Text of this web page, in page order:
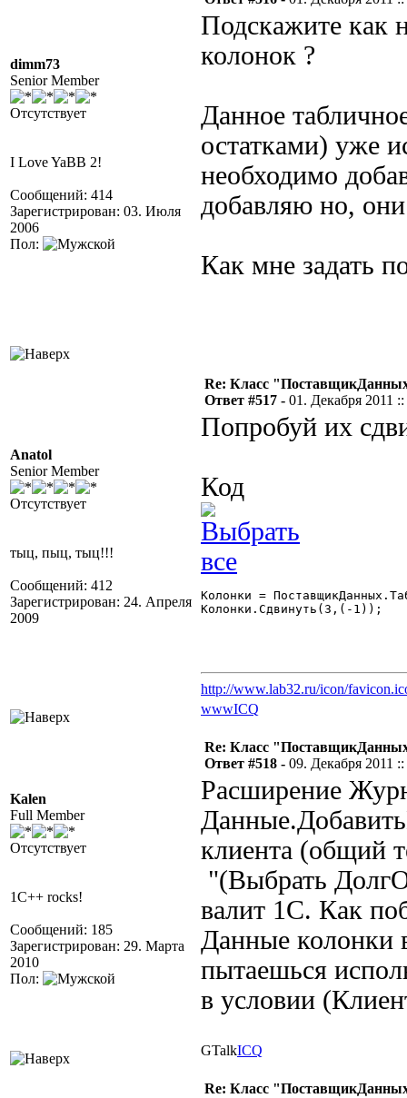
dimm73
Senior Member
Отсутствует
I Love YaBB 2!
Сообщений: 414
Зарегистрирован: 03. Июля
2006
Пол:
Подскажите как
колонок ?
Данное
остатками) уже
необходимо
добавляю но,
Как мне задать
Anatol
Senior Member
Отсутствует
тыц, пыц, тыц!!!
Сообщений: 412
Зарегистрирован: 24. Апреля
2009
Re: Класс
Ответ #517 - 01. Декабря 2011
Попробуй их
Код
Колонки =
Колонки.Сдвинуть(3,(-1));
http://www.lab32.ru/icon/
wwwICQ
Kalen
Full Member
Отсутствует
1C++ rocks!
Сообщений: 185
Зарегистрирован: 29. Марта
2010
Пол:
Re: Класс
Ответ #518 - 09. Декабря 2011
Расширение
клиента (общий
"(Выбрать
валит 1С. Как
Данные колонки
пытаешься
в условии
GTalkICQ
Re: Класс